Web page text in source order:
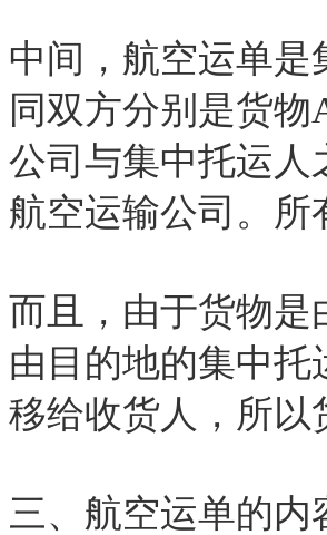
中间，航空运单
同双方分别是货
公司与集中托运人
航空运输公司。所
而且，由于货物是
由目的地的集中
移给收货人，所以
三、航空运单的